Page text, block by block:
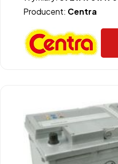
Producent: Centra